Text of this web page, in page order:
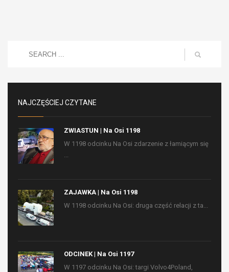
NAJCZĘŚCIEJ CZYTANE
ZWIASTUN | Na Osi 1198
W 1198 odcinku Na Osi zdarzenie z łamiącym się
...
ZAJAWKA | Na Osi 1198
W 1198 odcinku Na Osi: druga część relacji z ta...
ODCINEK | Na Osi 1197
W 1197 odcinku Na Osi: targi Volvo4Poland,